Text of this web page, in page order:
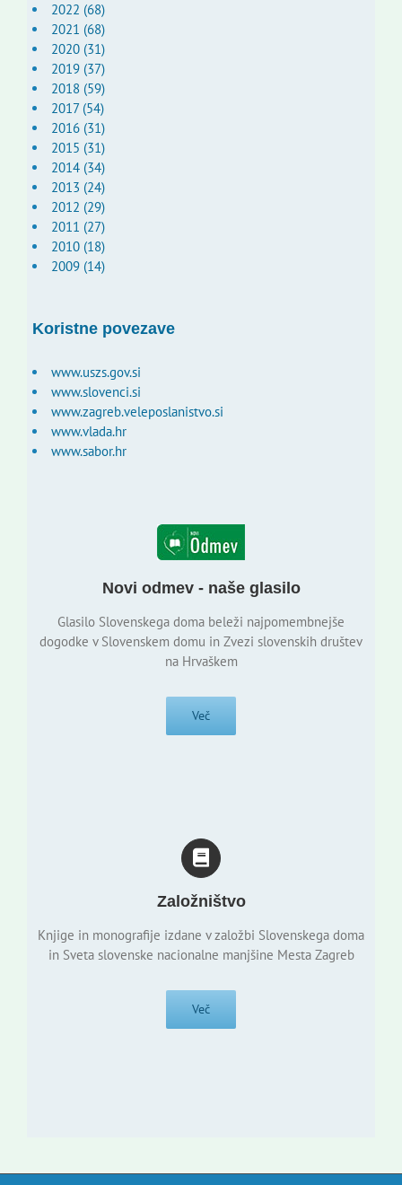
2022 (68)
2021 (68)
2020 (31)
2019 (37)
2018 (59)
2017 (54)
2016 (31)
2015 (31)
2014 (34)
2013 (24)
2012 (29)
2011 (27)
2010 (18)
2009 (14)
Koristne povezave
www.uszs.gov.si
www.slovenci.si
www.zagreb.veleposlanistvo.si
www.vlada.hr
www.sabor.hr
Novi odmev - naše glasilo
Glasilo Slovenskega doma beleži najpomembnejše
dogodke v Slovenskem domu in Zvezi slovenskih društev
na Hrvaškem
Več
Založništvo
Knjige in monografije izdane v založbi Slovenskega doma
in Sveta slovenske nacionalne manjšine Mesta Zagreb
Več